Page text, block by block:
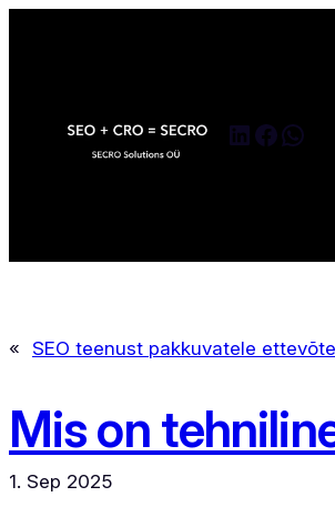
LinkedIn
« SEO teenust pakkuvatele
Mis on
1. Sep 2025